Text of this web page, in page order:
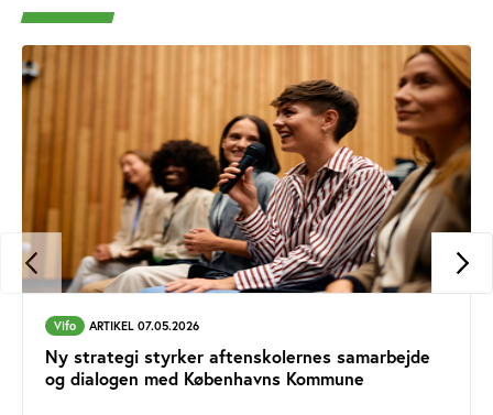
Vifo ARTIKEL 07.05.2026
Ny strategi styrker aftenskolernes samarbejde
og dialogen med Københavns Kommune